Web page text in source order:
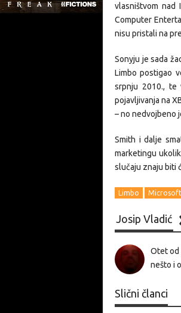
vlasništvom nad
Computer
nisu pristali na
Sonyju je sada
Limbo postigao
srpnju 2010., te
pojavljivanja na
– no nedvojbeno
Smith i dalje
marketingu
slučaju znaju biti
Limbo Microsoft
Josip Vladić
Otet od
nešto i
Slični članci